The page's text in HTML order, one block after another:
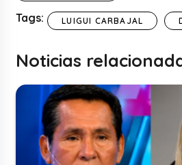
Tags: LUIGUI CARBAJAL
Noticias